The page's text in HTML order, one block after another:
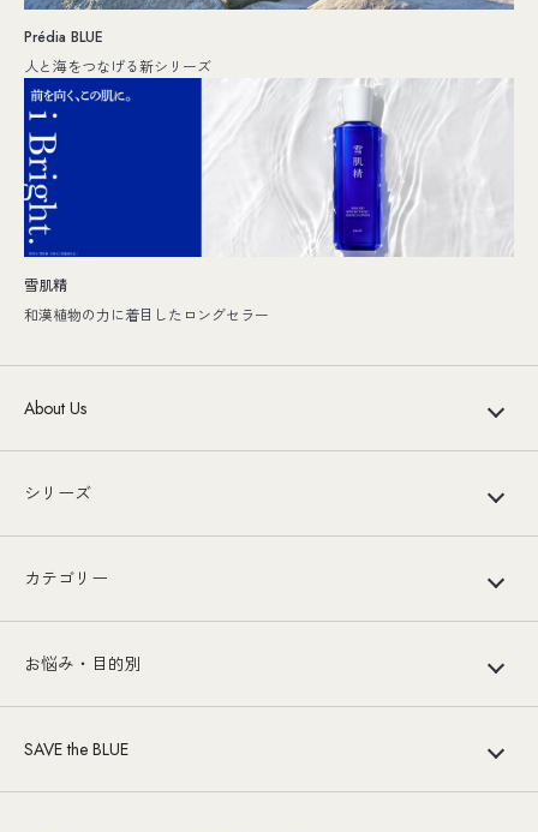
Prédia BLUE
人と海をつなげる新シリーズ
雪肌精
和漢植物の力に着目したロングセラー
About Us
シリーズ
カテゴリー
お悩み・目的別
SAVE the BLUE